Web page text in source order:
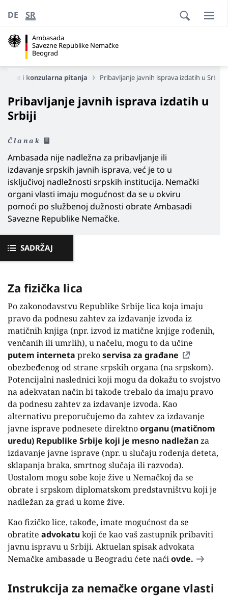
Ambasada
Savezne Republike Nemačke
Beograd
DE SR
Vize i konzularna pitanja Pribavljanje javnih isprava izdatih u Srbiji
Pribavljanje javnih isprava izdatih u
Srbiji
Članak
Ambasada nije nadležna za pribavljanje ili
izdavanje srpskih javnih isprava, već je to u
isključivoj nadležnosti srpskih institucija. Nemački
organi vlasti imaju mogućnost da se u okviru
pomoći po službenoj dužnosti obrate Ambasadi
Savezne Republike Nemačke.
SADRŽAJ
Za fizička lica
Po zakonodavstvu Republike Srbije lica koja imaju
pravo da podnesu zahtev za izdavanje izvoda iz
matičnih knjiga (npr. izvod iz matične knjige rođenih,
venčanih ili umrlih), u načelu, mogu to da učine
putem interneta prekoservisa za građane
obezbeđenog od strane srpskih organa (na srpskom).
Potencijalni naslednici koji mogu da dokažu to svojstvo
na adekvatan način bi takođe trebalo da imaju pravo
da podnesu zahtev za izdavanje izvoda. Kao
alternativu preporučujemo da zahtev za izdavanje
javne isprave podnesete direktnoorganu (matičnom
uredu) Republike Srbije koji je mesno nadležanza
izdavanje javne isprave (npr. u slučaju rođenja deteta,
sklapanja braka, smrtnog slučaja ili razvoda).
Uostalom mogu sobe koje žive u Nemačkoj da se
obrate i srpskom diplomatskom predstavništvu koji je
nadležan za grad u kome žive.
Kao fizičko lice, takođe, imate mogućnost da se
obratite advokatukoji će kao vaš zastupnik pribaviti
javnu ispravu u Srbiji. Aktuelan spisak advokata
Nemačke ambasade u Beogradu ćete naćiovde.
Instrukcija za nemačke organe vlasti